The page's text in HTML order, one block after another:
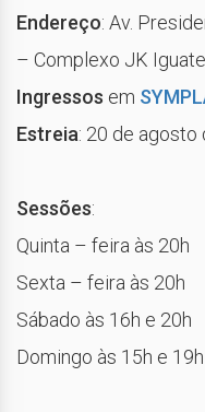
Endereço: Av.
– Complexo JK
Ingressos em
Estreia: 20 de agosto
Sessões:
Quinta – feira às 20h
Sexta – feira às 20h
Sábado às 16h e 20h
Domingo às 15h e 19h